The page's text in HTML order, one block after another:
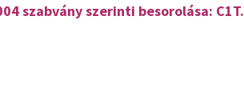
szabvány szerinti besorolása: C1T.